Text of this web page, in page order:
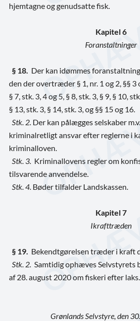
hjemtagne og genudsatte fisk.
Kapitel 6
Foranstaltninger
§ 18. Der kan idømmes
den der overtræder § 1, nr. 1 og 2, §§ 3
§ 7, stk. 3, 4 og 5, § 8, stk. 3, § 9, § 10,
§ 13, stk. 3, § 14, stk. 3, og §§ 15 og 16.
Stk. 2. Der kan pålægges selskaber
kriminalretligt ansvar efter reglerne i
kriminalloven.
Stk. 3. Kriminallovens regler om
tilsvarende anvendelse.
Stk. 4. Bøder tilfalder Landskassen.
Kapitel 7
Ikrafttræden
§ 19. Bekendtgørelsen træder i kraft
Stk. 2. Samtidig ophæves Selvstyrets
af 28. august 2020 om fiskeri efter laks.
Grønlands Selvstyre, den